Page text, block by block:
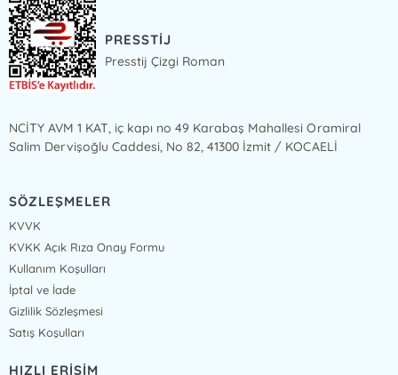
PRESSTİJ
Presstij Çizgi Roman
NCİTY AVM 1 KAT, iç kapı no 49 Karabaş Mahallesi Oramiral
Salim Dervişoğlu Caddesi, No 82, 41300 İzmit / KOCAELİ
SÖZLEŞMELER
KVVK
KVKK Açık Rıza Onay Formu
Kullanım Koşulları
İptal ve İade
Gizlilik Sözleşmesi
Satış Koşulları
HIZLI ERİŞİM